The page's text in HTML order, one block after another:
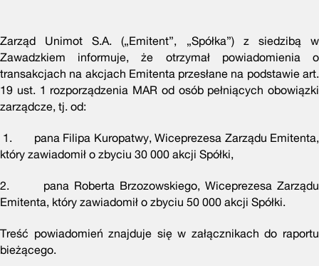
Zarząd Unimot S.A. („Emitent”, „Spółka”) z siedzibą w
Zawadzkiem informuje, że otrzymał powiadomienia o
transakcjach na akcjach Emitenta przesłane na podstawie art.
19 ust. 1 rozporządzenia MAR od osób pełniących obowiązki
zarządcze, tj. od:
1. pana Filipa Kuropatwy, Wiceprezesa Zarządu Emitenta,
który zawiadomił o zbyciu 30 000 akcji Spółki,
2. pana Roberta Brzozowskiego, Wiceprezesa Zarządu
Emitenta, który zawiadomił o zbyciu 50 000 akcji Spółki.
Treść powiadomień znajduje się w załącznikach do raportu
bieżącego.